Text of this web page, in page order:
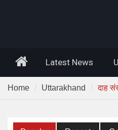
HomeLatest News
Home Uttarakhand दाह